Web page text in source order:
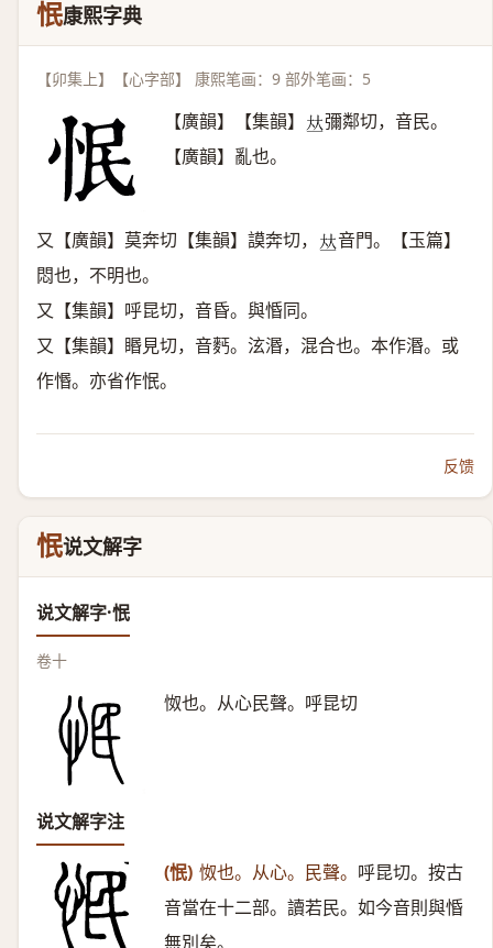
怋康熙字典
【卯集上】【心字部】 康熙笔画：9 部外笔画：5
【廣韻】【集韻】 𠀤彌鄰切，音民。
【廣韻】亂也。
又【廣韻】莫奔切【集韻】謨奔切， 𠀤音門。【玉篇】
悶也，不明也。
又【集韻】呼昆切，音昏。與惛同。
又【集韻】䁕見切，音麫。泫湣，混合也。本作湣。或
作惽。亦省作怋。
反馈
怋说文解字
说文解字·怋
卷十
怓也。从心民聲。呼昆切
说文解字注
(怋) 怓也。从心。民聲。 呼昆切。按古
音當在十二部。讀若民。如今音則與惛
無別矣。